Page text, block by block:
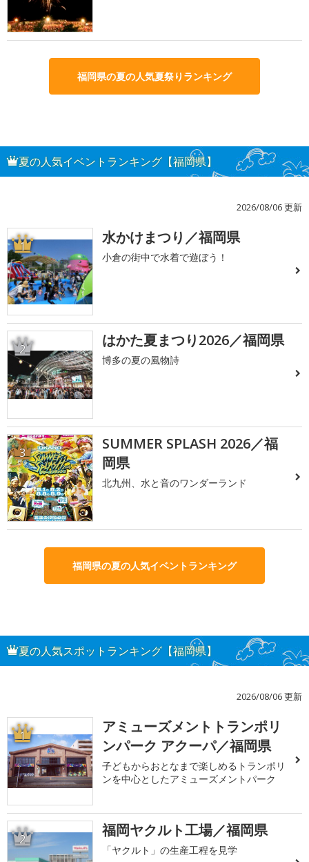
福岡県の夏の人気夏祭りランキング
夏の人気イベントランキング【福岡県】
2026/08/06 更新
1 水かけまつり／福岡県
小倉の街中で水着で遊ぼう！
2 はかた夏まつり2026／福岡県
博多の夏の風物詩
3
SUMMER SPLASH 2026／福
岡県
北九州、水と音のワンダーランド
福岡県の夏の人気イベントランキング
夏の人気スポットランキング【福岡県】
2026/08/06 更新
1
アミューズメントトランポリ
ンパーク アクーパ／福岡県
子どもからおとなまで楽しめるトランポリ
ンを中心としたアミューズメントパーク
2 福岡ヤクルト工場／福岡県
「ヤクルト」の生産工程を見学